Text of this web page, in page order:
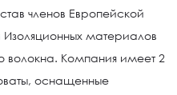
членов Европейской
материалов
волокна. Компания имеет 2
оснащенные